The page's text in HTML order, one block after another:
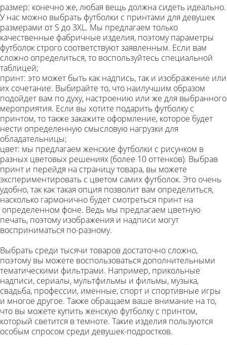
размер: конечно же, любая вещь должна сидеть идеально.
У нас можно выбрать футболки с принтами для девушек
размерами от S до 3XL. Мы предлагаем только
качественные фабричные изделия, поэтому параметры
футболок строго соответствуют заявленным. Если вам
сложно определиться, то воспользуйтесь специальной
таблицей;
принт: это может быть как надпись, так и изображение или
их сочетание. Выбирайте то, что наилучшим образом
подойдет вам по духу, настроению или же для выбранного
мероприятия. Если вы хотите подарить футболку с
принтом, то также закажите оформление, которое будет
нести определенную смысловую нагрузки для
обладательницы;
цвет: мы предлагаем женские футболки с рисунком в
разных цветовых решениях (более 10 оттенков). Выбрав
принт и перейдя на страницу товара, вы можете
экспериментировать с цветом самих футболок. Это очень
удобно, так как такая опция позволит вам определиться,
насколько гармонично будет смотреться принт на
определенном фоне. Ведь мы предлагаем цветную
печать, поэтому изображения и надписи могут
восприниматься по-разному.
Выбрать среди тысячи товаров достаточно сложно,
поэтому вы можете воспользоваться дополнительными
тематическими фильтрами. Например, прикольные
надписи, сериалы, мультфильмы и фильмы, музыка,
свадьба, профессии, именные, спорт и спортивные игры
и многое другое. Также обращаем ваше внимание на то,
что вы можете купить женскую футболку с принтом,
который светится в темноте. Такие изделия пользуются
особым спросом среди девушек-подростков.